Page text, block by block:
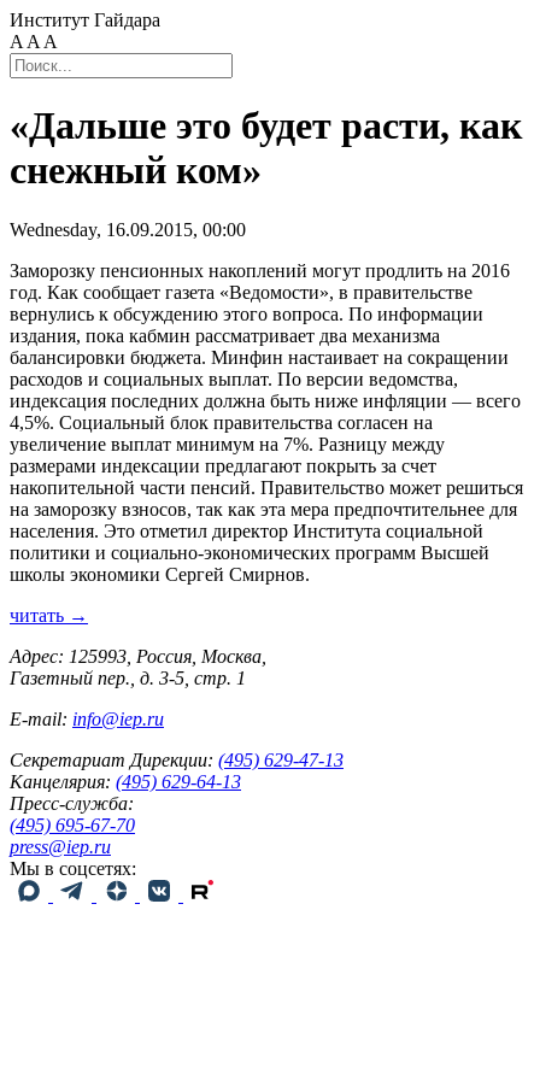
Институт Гайдара
A A A
«Дальше это будет расти, как
снежный ком»
Wednesday, 16.09.2015, 00:00
Заморозку пенсионных накоплений могут продлить на 2016
год. Как сообщает газета «Ведомости», в правительстве
вернулись к обсуждению этого вопроса. По информации
издания, пока кабмин рассматривает два механизма
балансировки бюджета. Минфин настаивает на сокращении
расходов и социальных выплат. По версии ведомства,
индексация последних должна быть ниже инфляции — всего
4,5%. Социальный блок правительства согласен на
увеличение выплат минимум на 7%. Разницу между
размерами индексации предлагают покрыть за счет
накопительной части пенсий. Правительство может решиться
на заморозку взносов, так как эта мера предпочтительнее для
населения. Это отметил директор Института социальной
политики и социально-экономических программ Высшей
школы экономики Сергей Смирнов.
читать →
Адрес: 125993, Россия, Москва,
Газетный пер., д. 3-5, стр. 1
E-mail: info@iep.ru
Секретариат Дирекции: (495) 629-47-13
Канцелярия: (495) 629-64-13
Пресс-служба:
(495) 695-67-70
press@iep.ru
Мы в соцсетях: